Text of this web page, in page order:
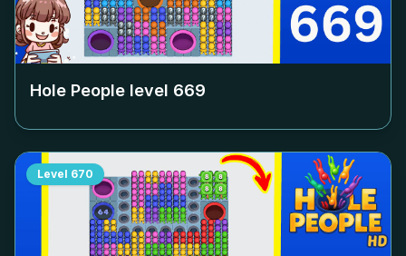
Hole People level 669
Level 670